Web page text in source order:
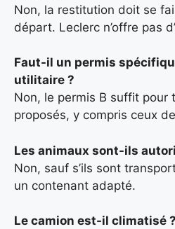
Non, la restitution doit se
départ. Leclerc n’offre pas
Faut-il un permis
utilitaire ?
Non, le permis B suffit pour
proposés, y compris ceux
Les animaux sont-ils
Non, sauf s’ils sont
un contenant adapté.
Le camion est-il climatisé ?